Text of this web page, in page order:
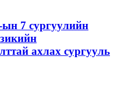
ын 7 сургуулийн
ахлах сургууль